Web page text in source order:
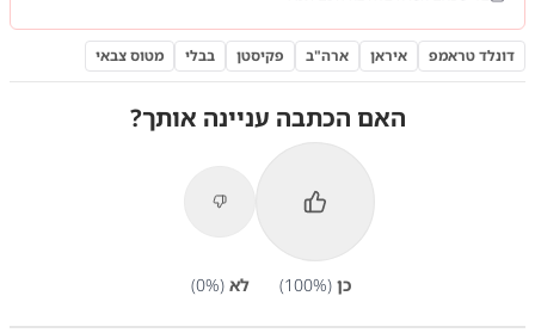
דונלד טראמפ איראן ארה"ב פקיסטן בבלי מטוס צבאי
האם הכתבה עניינה אותך?
כן (
100%) לא (
0%)